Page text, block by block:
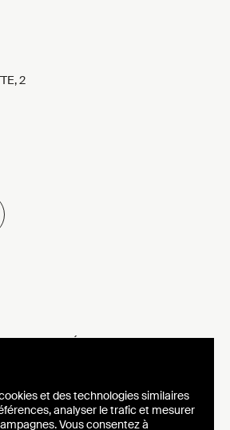
2
ET VIE PRIVÉE
et des technologies similaires
analyser le trafic et mesurer
Vous consentez à